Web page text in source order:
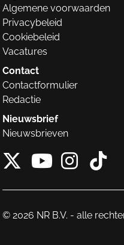
Algemene voorwaarden
Privacybeleid
Cookiebeleid
Vacatures
Contact
Contactformulier
Redactie
Nieuwsbrief
Nieuwsbrieven
X van
© 2026 NR B.V. - alle